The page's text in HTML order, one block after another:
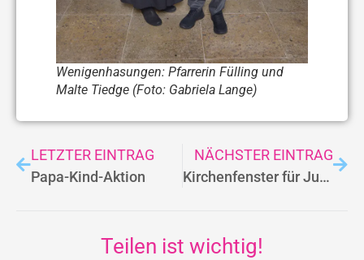
Wenigenhasungen: Pfarrerin Fülling und
Malte Tiedge (Foto: Gabriela Lange)
LETZTER EINTRAG
Papa-Kind-Aktion
NÄCHSTER EINTRAG
Kirchenfenster für Juni und Juli erscheint
Teilen ist wichtig!